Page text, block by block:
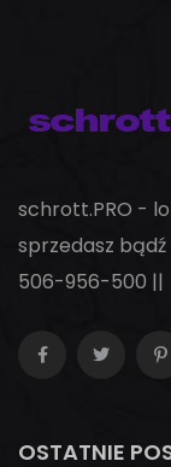
schrott.PRO -
sprzedasz bądź
506-956-500 ||
OSTATNIE